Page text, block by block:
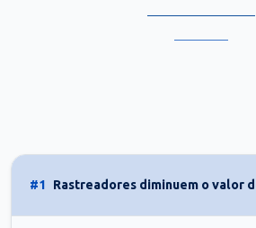
#1 Rastreadores diminuem o valor